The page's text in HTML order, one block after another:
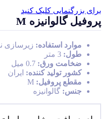
برای بزرگنمایی کلیک کنید
پروفیل گالوانیزه M
موارد استفاده: زیرسازی
طول:
ضخامت ورق:
کشور تولید کننده: ایران
مقطع پروفیل: M
جنس: گالوانیزه